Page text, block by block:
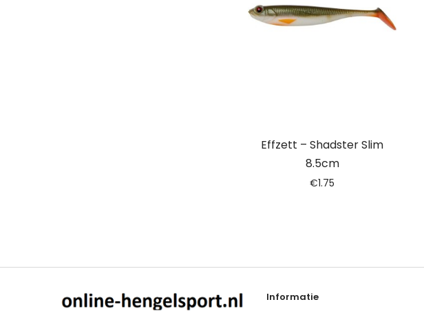
Effzett – Shadster Slim
8.5cm
€1.75
Informatie